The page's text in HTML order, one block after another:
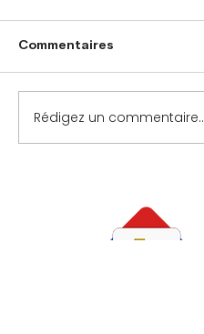
Commentaires
Rédigez un